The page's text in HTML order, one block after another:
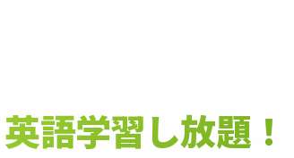
英語学習し放題！